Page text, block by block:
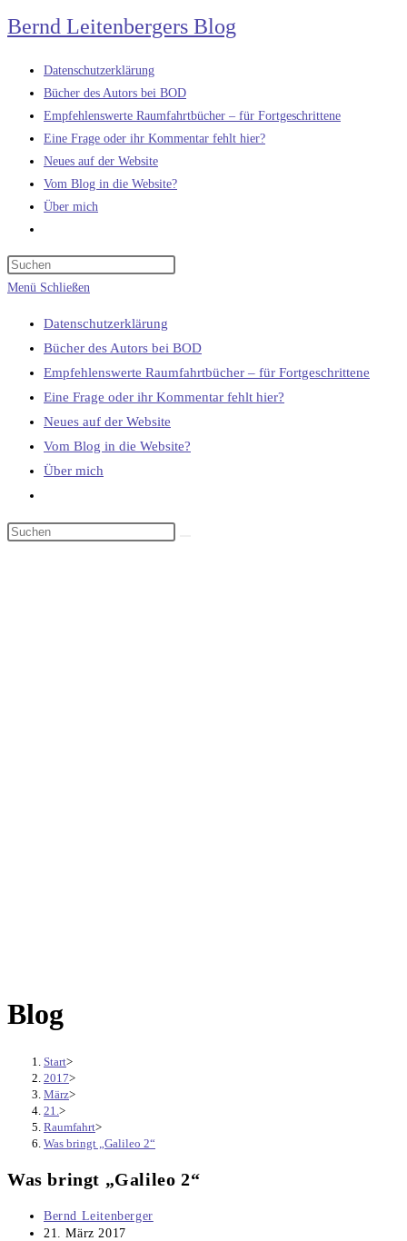
Zum
Inhalt
springen
Bernd Leitenbergers Blog
Datenschutzerklärung
Bücher des Autors bei BOD
Empfehlenswerte Raumfahrtbücher – für Fortgeschrittene
Eine Frage oder ihr Kommentar fehlt hier?
Neues auf der Website
Vom Blog in die Website?
Über mich
umschalten
Menü Schließen
Datenschutzerklärung
Bücher des Autors bei BOD
Empfehlenswerte Raumfahrtbücher – für Fortgeschrittene
Eine Frage oder ihr Kommentar fehlt hier?
Neues auf der Website
Vom Blog in die Website?
Über mich
umschalten
Blog
Start>
2017>
März>
21. >
Raumfahrt>
Was bringt „Galileo 2“
Was bringt „Galileo 2“
Beitrags-
Autor:
Bernd Leitenberger
Beitrag
21. März 2017